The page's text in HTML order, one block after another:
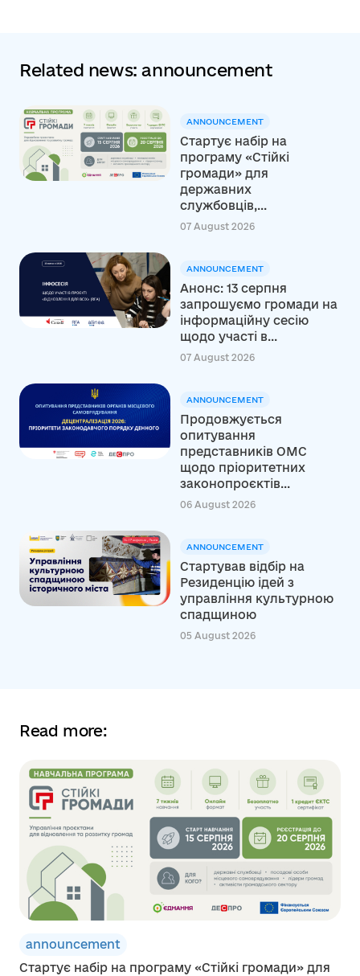
Related news: announcement
ANNOUNCEMENT
Стартує набір на
програму «Стійкі
громади» для
державних
службовців,...
07 August 2026
ANNOUNCEMENT
Анонс: 13 серпня
запрошуємо громади на
інформаційну сесію
щодо участі в...
07 August 2026
ANNOUNCEMENT
Продовжується
опитування
представників ОМС
щодо пріоритетних
законопроєктів...
06 August 2026
ANNOUNCEMENT
Стартував відбір на
Резиденцію ідей з
управління культурною
спадщиною
05 August 2026
Read more:
announcement
Стартує набір на програму «Стійкі громади» для